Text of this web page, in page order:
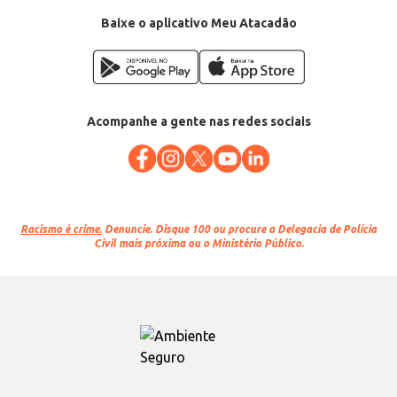
Baixe o aplicativo Meu Atacadão
Acompanhe a gente nas redes sociais
Racismo é crime. Denuncie. Disque 100 ou procure a Delegacia de Polícia
Civil mais próxima ou o Ministério Público.